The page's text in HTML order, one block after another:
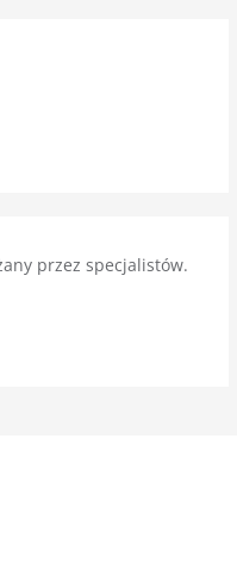
przez specjalistów.